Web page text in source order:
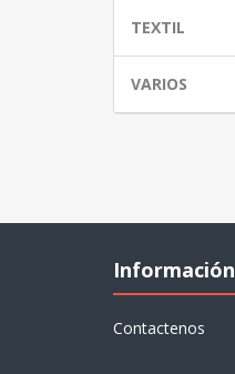
TEXTIL
VARIOS
Información
Contactenos